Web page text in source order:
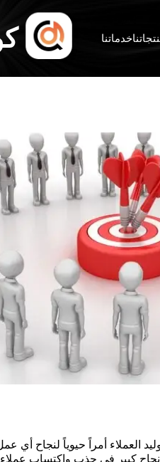
خدماتنا
العملاء أمراً حيوياً لنجاح أي